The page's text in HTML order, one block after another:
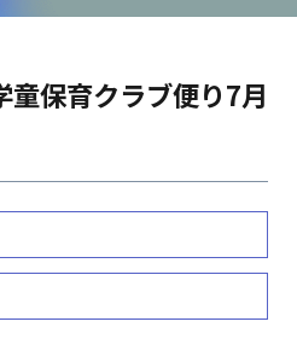
保育クラブ便り7月